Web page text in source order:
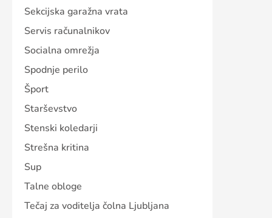
Sekcijska garažna vrata
Servis računalnikov
Socialna omrežja
Spodnje perilo
Šport
Starševstvo
Stenski koledarji
Strešna kritina
Sup
Talne obloge
Tečaj za voditelja čolna Ljubljana